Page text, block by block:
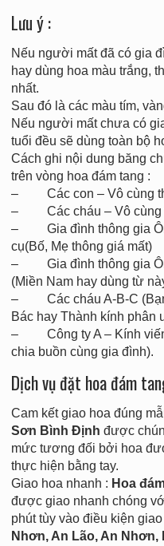
Lưu ý :
Nếu người mất đã có gia
hay dùng hoa màu trắng,
nhất.
Sau đó là các màu tím,
Nếu người mất chưa có
tuổi đều sẽ dùng toàn bộ
Cách ghi nội dung băng
trên vòng hoa đám tang :
– Các con – Vô cùng
– Các cháu – Vô cùng
– Gia đình thông gia
cụ(Bố, Mẹ thông giá mất)
– Gia đình thông gia
(Miền Nam hay dùng từ
– Các cháu A-B-C (Bạn
Bác hay Thành kính phân
– Công ty A – Kính
chia buồn cùng gia đình).
Dịch vụ đặt hoa đám
Cam kết giao hoa đúng
Sơn Bình Định được
mức tương đối bởi hoa
thực hiện bằng tay.
Giao hoa nhanh : Hoa
được giao nhanh chóng
phút tùy vào điều kiện
Nhơn, An Lão, An